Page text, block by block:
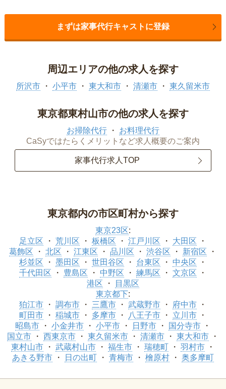
まずは家事代行キャストに登録
周辺エリアの他の求人を探す
所沢市 小平市 東大和市 清瀬市 東久留米市
東京都東村山市の他の求人を探す
お掃除代行
お料理代行
CaSyではたらくメリットなど求人概要のご案内
家事代行求人TOP
東京都内の市区町村から探す
東京23区:
足立区
荒川区 板橋区 江戸川区
大田区
葛飾区
北区 江東区 品川区 渋谷区
新宿区
杉並区
墨田区 世田谷区 台東区
中央区
千代田区
豊島区 中野区 練馬区
文京区
港区
目黒区
東京都下:
狛江市
調布市 三鷹市 武蔵野市
府中市
町田市
稲城市 多摩市 八王子市
立川市
昭島市
小金井市 小平市 日野市
国分寺市
国立市
西東京市 東久留米市 清瀬市
東大和市
東村山市
武蔵村山市 福生市 瑞穂町
羽村市
あきる野市
日の出町 青梅市 檜原村 奥多摩町